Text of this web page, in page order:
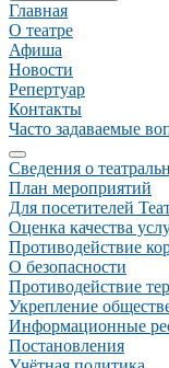
Главная
О театре
Афиша
Новости
Репертуар
Контакты
Часто задаваемые
Сведения о
План мероприятий
Для посетителей
Оценка качества
Противодействие
О безопасности
Противодействие
Укрепление
Информационные
Постановления